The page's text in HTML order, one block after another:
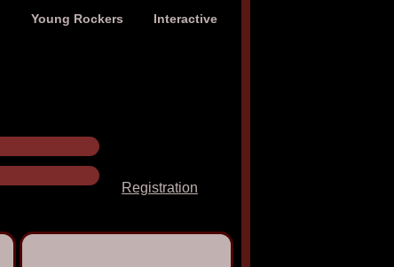
Young Rockers Interactive
Registration